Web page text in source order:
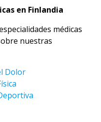
en Finlandia
médicas
nuestras
Dolor